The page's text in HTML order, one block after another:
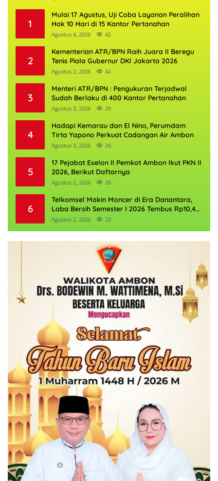
1
Mulai 17 Agustus, Uji Coba Layanan Peralihan
Hak 10 Hari di 15 Kantor Pertanahan
Agustus 4, 2026 42
2
Kementerian ATR/BPN Raih Juara II Beregu
Tenis Piala Gubernur DKI Jakarta 2026
Agustus 2, 2026 42
3
Menteri ATR/BPN : Pengukuran Terjadwal
Sudah Berlaku di 400 Kantor Pertanahan
Agustus 3, 2026 29
4
Hadapi Kemarau dan El Nino, Perumdam
Tirta Yapono Perkuat Cadangan Air Ambon
Agustus 3, 2026 26
5
17 Pejabat Eselon II Pemkot Ambon Ikut PKN II
2026, Berikut Daftarnya
Agustus 2, 2026 26
6
Telkomsel Makin Moncer di Era Danantara,
Laba Bersih Semester I 2026 Tembus Rp10,4
Triliun
Agustus 2, 2026 23